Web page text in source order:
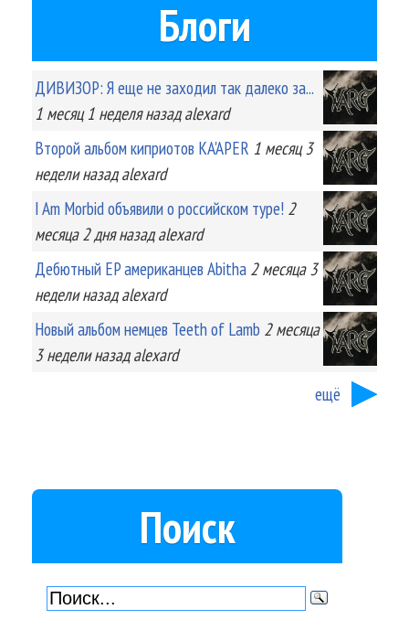
Блоги
ДИВИЗОР: Я еще не заходил так далеко за...
1 месяц 1 неделяназад alexard
Второй альбом киприотов KA'APER 1 месяц 3
неделиназад alexard
I Am Morbid объявили о российском туре! 2
месяца 2 дняназад alexard
Дебютный EP американцев Abitha 2 месяца 3
неделиназад alexard
Новый альбом немцев Teeth of Lamb 2 месяца
3 неделиназад alexard
ещё
Поиск